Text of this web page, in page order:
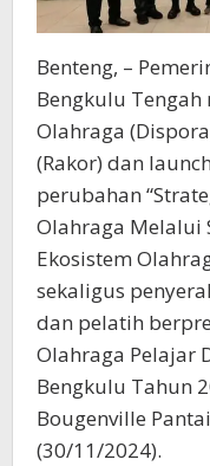
Benteng, –
Bengkulu
Olahraga
(Rakor) dan
perubahan
Olahraga Melalui
Ekosistem
sekaligus
dan pelatih
Olahraga Pelajar
Bengkulu Tahun
Bougenville
(30/11/2024).